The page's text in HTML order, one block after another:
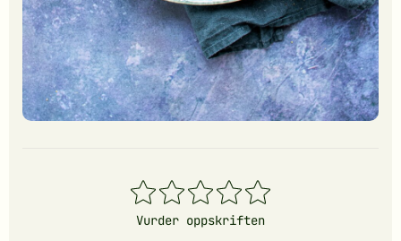
1
stjerner
2
stjerner
3
stjerner
4
stjerner
5
stjerner
Vurder oppskriften